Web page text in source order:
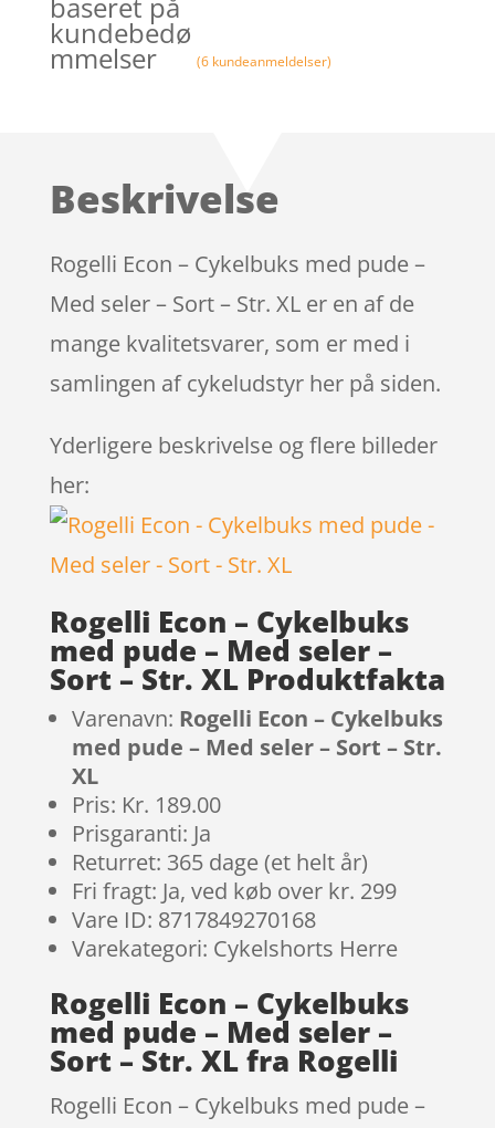
kundebedø
mmelser (6 kundeanmeldelser)
Beskrivelse
Rogelli Econ – Cykelbuks med pude –
Med seler – Sort – Str. XL er en af de
mange kvalitetsvarer, som er med i
samlingen af cykeludstyr her på siden.
Yderligere beskrivelse og flere billeder
her:
Rogelli Econ – Cykelbuks
med pude – Med seler –
Sort – Str. XL Produktfakta
Varenavn: Rogelli Econ – Cykelbuks
med pude – Med seler – Sort – Str.
XL
Pris: Kr. 189.00
Prisgaranti: Ja
Returret: 365 dage (et helt år)
Fri fragt: Ja, ved køb over kr. 299
Vare ID: 8717849270168
Varekategori: Cykelshorts Herre
Rogelli Econ – Cykelbuks
med pude – Med seler –
Sort – Str. XL fra Rogelli
Rogelli Econ – Cykelbuks med pude –